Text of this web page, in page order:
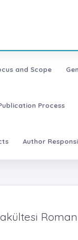
and Scope
Process
Author